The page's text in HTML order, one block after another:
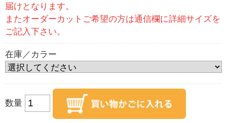
届けとなります。
またオーダーカットご希望の方は通信欄に詳細サイズを
ご記入下さい。
在庫／カラー
数量